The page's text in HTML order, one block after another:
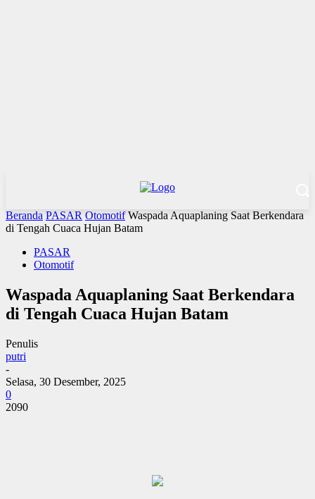
Beranda PASAR Otomotif Waspada Aquaplaning Saat Berkendara
di Tengah Cuaca Hujan Batam
PASAR
Otomotif
Waspada Aquaplaning Saat Berkendara
di Tengah Cuaca Hujan Batam
Penulis
putri
-
Selasa, 30 Desember, 2025
0
2090